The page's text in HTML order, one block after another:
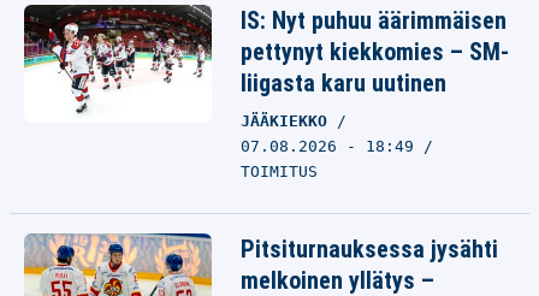
IS: Nyt puhuu äärimmäisen
pettynyt kiekkomies – SM-
liigasta karu uutinen
JÄÄKIEKKO
07.08.2026 - 18:49
TOIMITUS
Pitsiturnauksessa jysähti
melkoinen yllätys –